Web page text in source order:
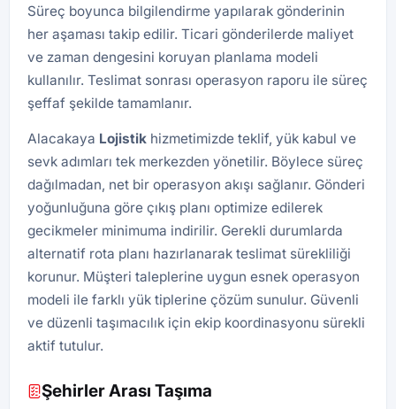
Süreç boyunca bilgilendirme yapılarak gönderinin
her aşaması takip edilir. Ticari gönderilerde maliyet
ve zaman dengesini koruyan planlama modeli
kullanılır. Teslimat sonrası operasyon raporu ile süreç
şeffaf şekilde tamamlanır.
Alacakaya Lojistik hizmetimizde teklif, yük kabul ve
sevk adımları tek merkezden yönetilir. Böylece süreç
dağılmadan, net bir operasyon akışı sağlanır. Gönderi
yoğunluğuna göre çıkış planı optimize edilerek
gecikmeler minimuma indirilir. Gerekli durumlarda
alternatif rota planı hazırlanarak teslimat sürekliliği
korunur. Müşteri taleplerine uygun esnek operasyon
modeli ile farklı yük tiplerine çözüm sunulur. Güvenli
ve düzenli taşımacılık için ekip koordinasyonu sürekli
aktif tutulur.
Şehirler Arası Taşıma